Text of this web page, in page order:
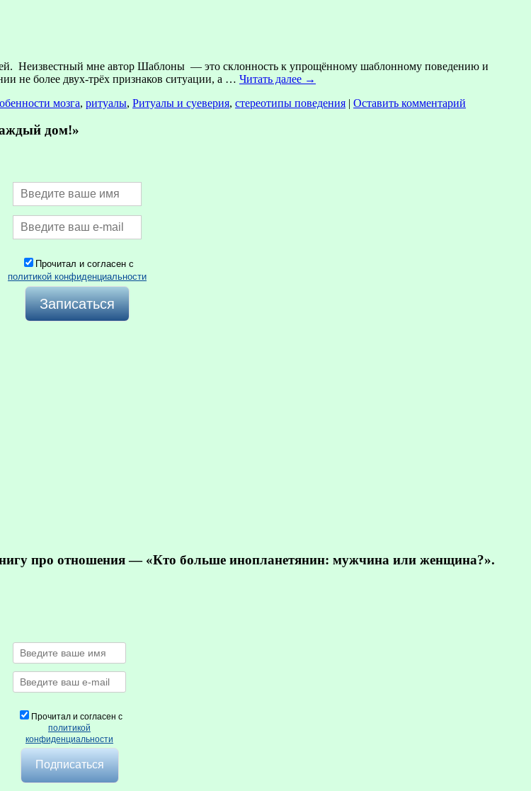
Неизвестный мне автор Шаблоны — это склонность к упрощённому шаблонному поведению и
не более двух-трёх признаков ситуации, а … Читать далее →
мозга, ритуалы, Ритуалы и суеверия, стереотипы поведения | Оставить комментарий
дом!»
Прочитал и согласен с
политикой конфиденциальности
про отношения — «Кто больше инопланетянин: мужчина или женщина?».
Прочитал и согласен с
политикой
конфиденциальности